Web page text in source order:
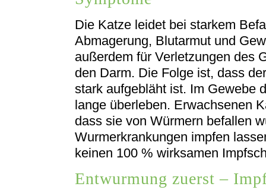
Die Katze leidet bei starkem
Abmagerung, Blutarmut und
außerdem für Verletzungen des
den Darm. Die Folge ist, dass
stark aufgebläht ist. Im Gewebe
lange überleben. Erwachsenen
dass sie von Würmern befallen
Wurmerkrankungen impfen
keinen 100 % wirksamen
Entwurmung zuerst –